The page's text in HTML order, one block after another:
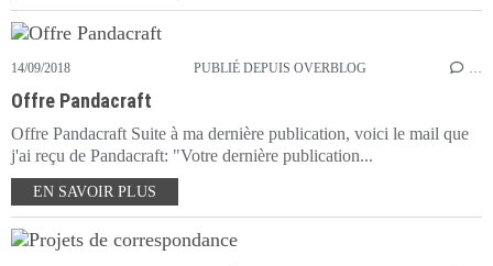
14/09/2018 PUBLIÉ DEPUIS OVERBLOG …
Offre Pandacraft
Offre Pandacraft Suite à ma dernière publication, voici le mail que
j'ai reçu de Pandacraft: "Votre dernière publication...
EN SAVOIR PLUS